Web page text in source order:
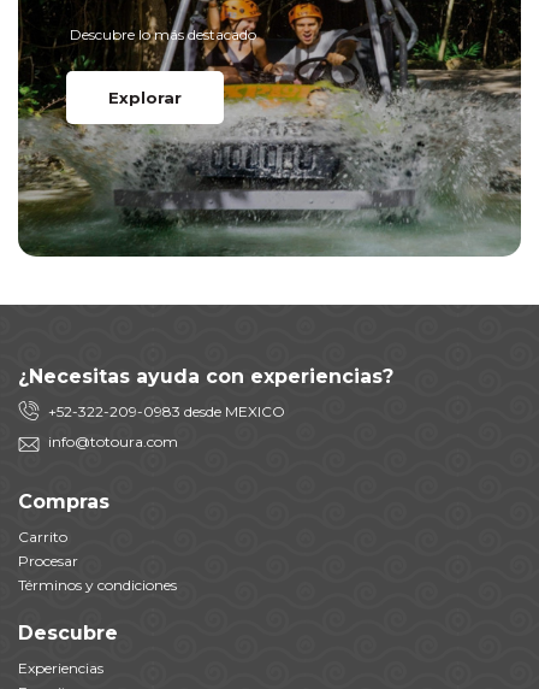
Descubre lo más destacado
Explorar
¿Necesitas ayuda con experiencias?
+52-322-209-0983 desde MEXICO
info@totoura.com
Compras
Carrito
Procesar
Términos y condiciones
Descubre
Experiencias